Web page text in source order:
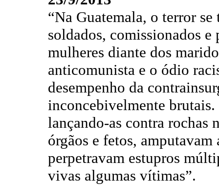
“Na Guatemala, o terror
soldados, comissionados
mulheres diante dos
anticomunista e o ódio
desempenho da
inconcebivelmente brutais.
lançando-as contra rochas
órgãos e fetos,
perpetravam estupros
vivas algumas vítimas”.